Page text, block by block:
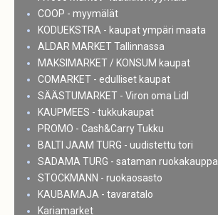
COOP - myymälät
KODUEKSTRA - kaupat ympäri maata
ALDAR MARKET Tallinnassa
MAKSIMARKET / KONSUM kaupat
COMARKET - edulliset kaupat
SÄÄSTUMARKET - Viron oma Lidl
KAUPMEES - tukkukaupat
PROMO - Cash&Carry Tukku
BALTI JAAM TURG - uudistettu tori
SADAMA TURG - sataman ruokakauppa
STOCKMANN - ruokaosasto
KAUBAMAJA - tavaratalo
Kariamarket